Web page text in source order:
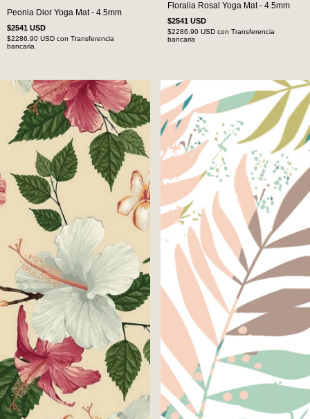
Peonia Dior Yoga Mat - 4.5mm
$2541 USD
$2286.90 USD con Transferencia
bancaria
Floralia Rosal Yoga Mat - 4.5mm
$2541 USD
$2286.90 USD con Transferencia
bancaria